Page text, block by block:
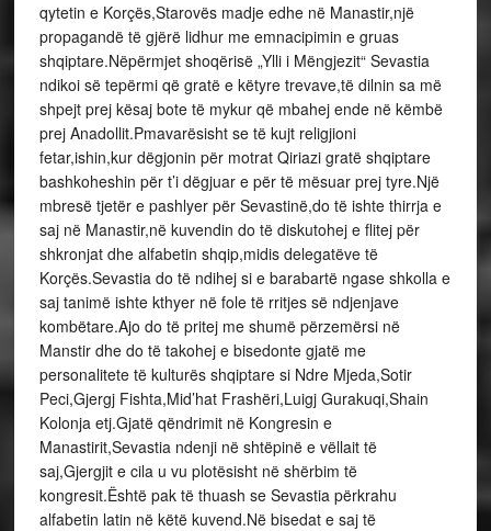
qytetin e Korçës,Starovës madje edhe në Manastir,një
propagandë të gjërë lidhur me emnacipimin e gruas
shqiptare.Nëpërmjet shoqërisë „Ylli i Mëngjezit“ Sevastia
ndikoi së tepërmi që gratë e këtyre trevave,të dilnin sa më
shpejt prej kësaj bote të mykur që mbahej ende në këmbë
prej Anadollit.Pmavarësisht se të kujt religjioni
fetar,ishin,kur dëgjonin për motrat Qiriazi gratë shqiptare
bashkoheshin për t’i dëgjuar e për të mësuar prej tyre.Një
mbresë tjetër e pashlyer për Sevastinë,do të ishte thirrja e
saj në Manastir,në kuvendin do të diskutohej e flitej për
shkronjat dhe alfabetin shqip,midis delegatëve të
Korçës.Sevastia do të ndihej si e barabartë ngase shkolla e
saj tanimë ishte kthyer në fole të rritjes së ndjenjave
kombëtare.Ajo do të pritej me shumë përzemërsi në
Manstir dhe do të takohej e bisedonte gjatë me
personalitete të kulturës shqiptare si Ndre Mjeda,Sotir
Peci,Gjergj Fishta,Mid’hat Frashëri,Luigj Gurakuqi,Shain
Kolonja etj.Gjatë qëndrimit në Kongresin e
Manastirit,Sevastia ndenji në shtëpinë e vëllait të
saj,Gjergjit e cila u vu plotësisht në shërbim të
kongresit.Është pak të thuash se Sevastia përkrahu
alfabetin latin në këtë kuvend.Në bisedat e saj të